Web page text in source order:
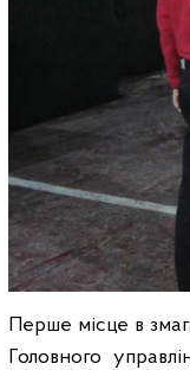
Перше місце в
Головного